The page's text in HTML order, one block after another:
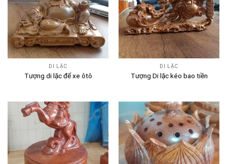
DI LẶC
Tượng di lặc để xe ôtô
DI LẶC
Tượng Di lặc kéo bao tiền